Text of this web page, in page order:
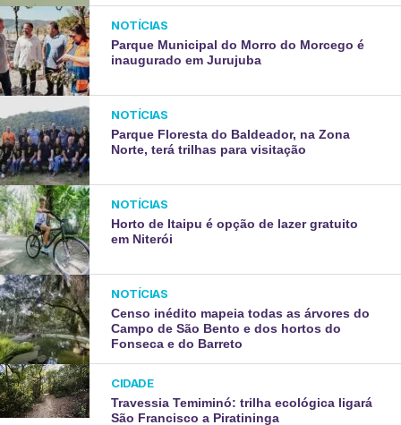
NOTÍCIAS
Parque Municipal do Morro do Morcego é
inaugurado em Jurujuba
NOTÍCIAS
Parque Floresta do Baldeador, na Zona
Norte, terá trilhas para visitação
NOTÍCIAS
Horto de Itaipu é opção de lazer gratuito
em Niterói
NOTÍCIAS
Censo inédito mapeia todas as árvores do
Campo de São Bento e dos hortos do
Fonseca e do Barreto
CIDADE
Travessia Temiminó: trilha ecológica ligará
São Francisco a Piratininga